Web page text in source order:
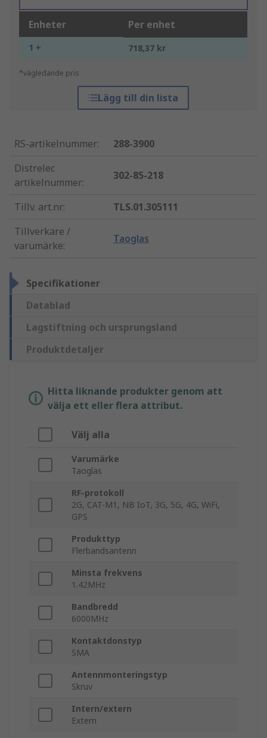
Enheter Per enhet
1 + 718,37 kr
*vägledande pris
Lägg till din lista
RS-artikelnummer:
288-3900
Distrelec
artikelnummer:
302-85-218
Tillv. art.nr:
TLS.01.305111
Tillverkare /
varumärke:
Taoglas
Specifikationer
Datablad
Lagstiftning och ursprungsland
Produktdetaljer
Hitta liknande produkter genom att
välja ett eller flera attribut.
Välj alla
Varumärke
Taoglas
RF-protokoll
2G, CAT-M1, NB IoT, 3G, 5G, 4G, WiFi,
GPS
Produkttyp
Flerbandsantenn
Minsta frekvens
1.42MHz
Bandbredd
6000MHz
Kontaktdonstyp
SMA
Antennmonteringstyp
Skruv
Intern/extern
Extern